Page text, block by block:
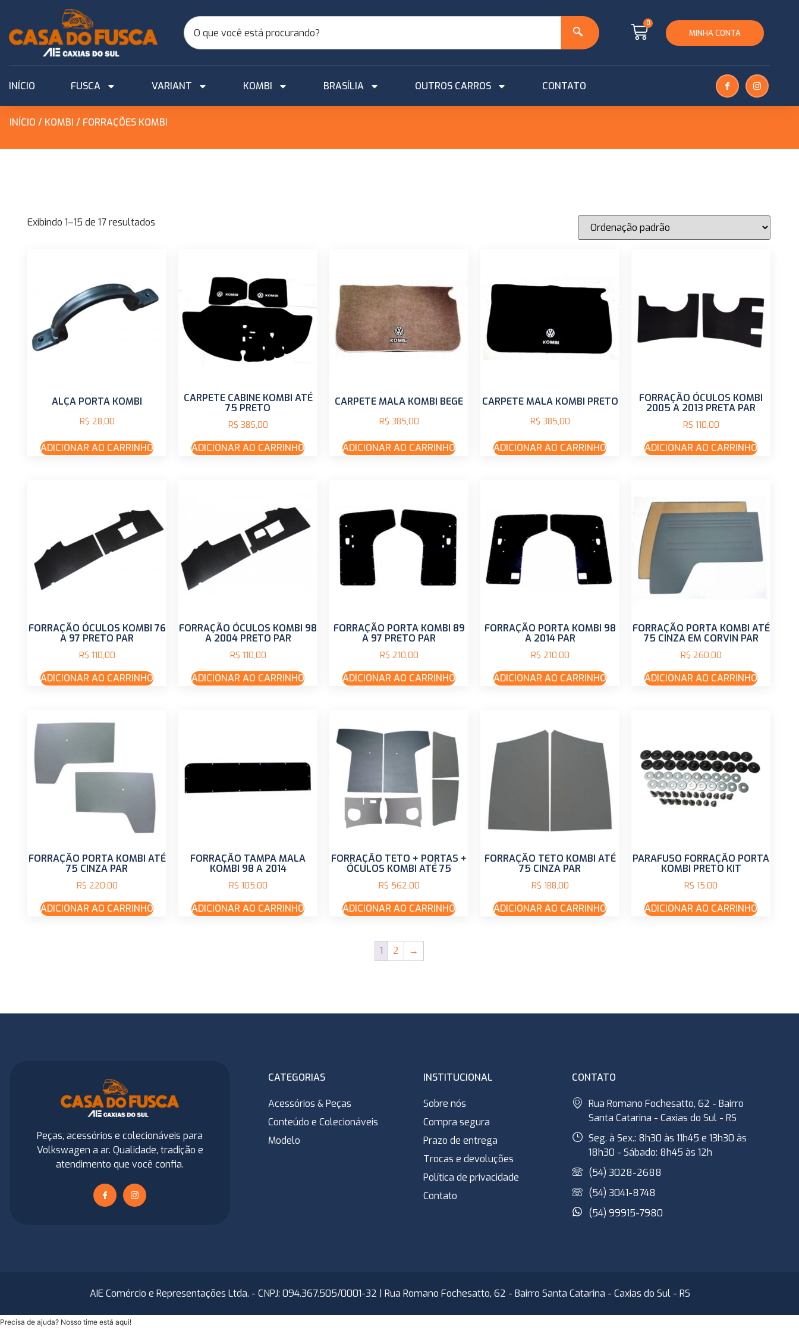
0
MINHA CONTA
INÍCIO FUSCA VARIANT KOMBI BRASÍLIA OUTROS CARROS CONTATO
INÍCIO / KOMBI / FORRAÇÕES KOMBI
Exibindo 1–15 de 17 resultados
ALÇA PORTA KOMBI
R$ 28,00
ADICIONAR AO CARRINHO
CARPETE CABINE KOMBI ATÉ
75 PRETO
R$ 385,00
ADICIONAR AO CARRINHO
CARPETE MALA KOMBI BEGE
R$ 385,00
ADICIONAR AO CARRINHO
CARPETE MALA KOMBI PRETO
R$ 385,00
ADICIONAR AO CARRINHO
FORRAÇÃO ÓCULOS KOMBI
2005 A 2013 PRETA PAR
R$ 110,00
ADICIONAR AO CARRINHO
FORRAÇÃO ÓCULOS KOMBI 76
A 97 PRETO PAR
R$ 110,00
ADICIONAR AO CARRINHO
FORRAÇÃO ÓCULOS KOMBI 98
A 2004 PRETO PAR
R$ 110,00
ADICIONAR AO CARRINHO
FORRAÇÃO PORTA KOMBI 89
A 97 PRETO PAR
R$ 210,00
ADICIONAR AO CARRINHO
FORRAÇÃO PORTA KOMBI 98
A 2014 PAR
R$ 210,00
ADICIONAR AO CARRINHO
FORRAÇÃO PORTA KOMBI ATÉ
75 CINZA EM CORVIN PAR
R$ 260,00
ADICIONAR AO CARRINHO
FORRAÇÃO PORTA KOMBI ATÉ
75 CINZA PAR
R$ 220,00
ADICIONAR AO CARRINHO
FORRAÇÃO TAMPA MALA
KOMBI 98 A 2014
R$ 105,00
ADICIONAR AO CARRINHO
FORRAÇÃO TETO + PORTAS +
ÓCULOS KOMBI ATÉ 75
R$ 562,00
ADICIONAR AO CARRINHO
FORRAÇÃO TETO KOMBI ATÉ
75 CINZA PAR
R$ 188,00
ADICIONAR AO CARRINHO
PARAFUSO FORRAÇÃO PORTA
KOMBI PRETO KIT
R$ 15,00
ADICIONAR AO CARRINHO
1 2 →
Peças, acessórios e colecionáveis para
Volkswagen a ar. Qualidade, tradição e
atendimento que você confia.
CATEGORIAS
Acessórios & Peças
Conteúdo e Colecionáveis
Modelo
INSTITUCIONAL
Sobre nós
Compra segura
Prazo de entrega
Trocas e devoluções
Política de privacidade
Contato
CONTATO
Rua Romano Fochesatto, 62 - Bairro
Santa Catarina - Caxias do Sul - RS
Seg. à Sex.: 8h30 às 11h45 e 13h30 às
18h30 - Sábado: 8h45 às 12h
(54) 3028-2688
(54) 3041-8748
(54) 99915-7980
AIE Comércio e Representações Ltda. - CNPJ: 094.367.505/0001-32 | Rua Romano Fochesatto, 62 - Bairro Santa Catarina - Caxias do Sul - RS
Precisa de ajuda? Nosso time está aqui!